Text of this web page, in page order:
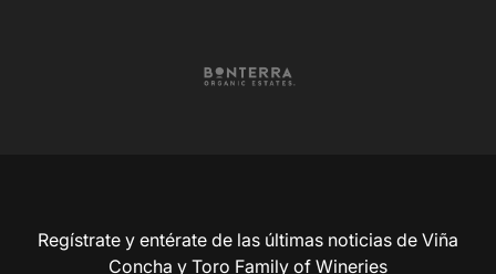
Regístrate y entérate de las últimas noticias de Viña
Concha y Toro Family of Wineries